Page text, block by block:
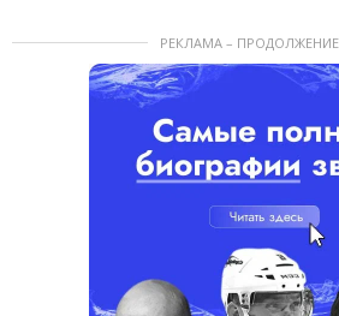
РЕКЛАМА –